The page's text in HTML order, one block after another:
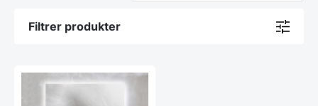
Filtrer produkter